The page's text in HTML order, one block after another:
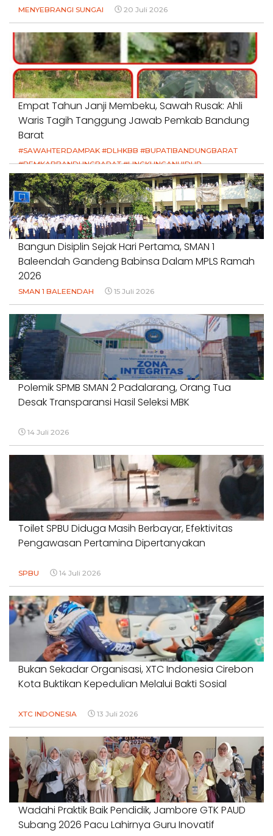
MENYEBRANGI SUNGAI 20 Juli 2026
Empat Tahun Janji Membeku, Sawah Rusak: Ahli
Waris Tagih Tanggung Jawab Pemkab Bandung
Barat
#SAWAHTERDAMPAK #DLHKBB #BUPATIBANDUNGBARAT
#PEMKABBANDUNGBARAT #LINGKUNGANHIDUP
#HAKPETANI #KEADILANUNTUKPETANI
#NORMALISASISALURAN #IRIGASIRUSAK
#DUGAANPENCEMARAN #AKUNTABILITASPEMERINTAH
18 Juli 2026
Bangun Disiplin Sejak Hari Pertama, SMAN 1
Baleendah Gandeng Babinsa Dalam MPLS Ramah
2026
SMAN 1 BALEENDAH 15 Juli 2026
Polemik SPMB SMAN 2 Padalarang, Orang Tua
Desak Transparansi Hasil Seleksi MBK
14 Juli 2026
Toilet SPBU Diduga Masih Berbayar, Efektivitas
Pengawasan Pertamina Dipertanyakan
SPBU 14 Juli 2026
Bukan Sekadar Organisasi, XTC Indonesia Cirebon
Kota Buktikan Kepedulian Melalui Bakti Sosial
XTC INDONESIA 13 Juli 2026
Wadahi Praktik Baik Pendidik, Jambore GTK PAUD
Subang 2026 Pacu Lahirnya Guru Inovatif